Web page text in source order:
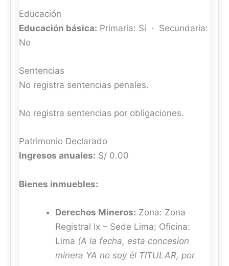
Educación
Educación básica: Primaria: Sí · Secundaria:
No
Sentencias
No registra sentencias penales.
No registra sentencias por obligaciones.
Patrimonio Declarado
Ingresos anuales: S/ 0.00
Bienes inmuebles:
Derechos Mineros: Zona: Zona
Registral Ix – Sede Lima; Oficina:
Lima (A la fecha, esta concesion
minera YA no soy él TITULAR, por